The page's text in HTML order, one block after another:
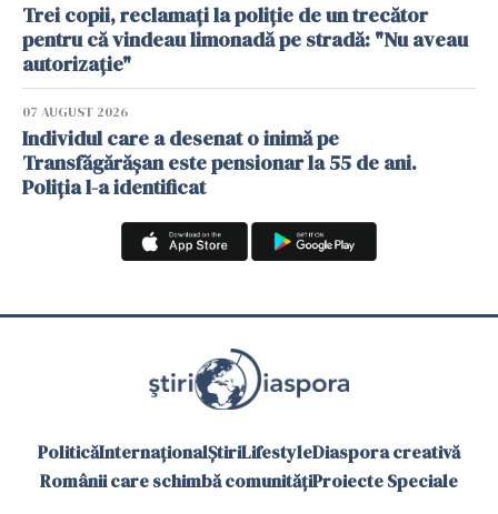
Trei copii, reclamați la poliție de un trecător
pentru că vindeau limonadă pe stradă: "Nu aveau
autorizație"
07 AUGUST 2026
Individul care a desenat o inimă pe
Transfăgărășan este pensionar la 55 de ani.
Poliția l-a identificat
PoliticăInternaționalȘtiriLifestyleDiaspora creativă
Românii care schimbă comunitățiProiecte Speciale